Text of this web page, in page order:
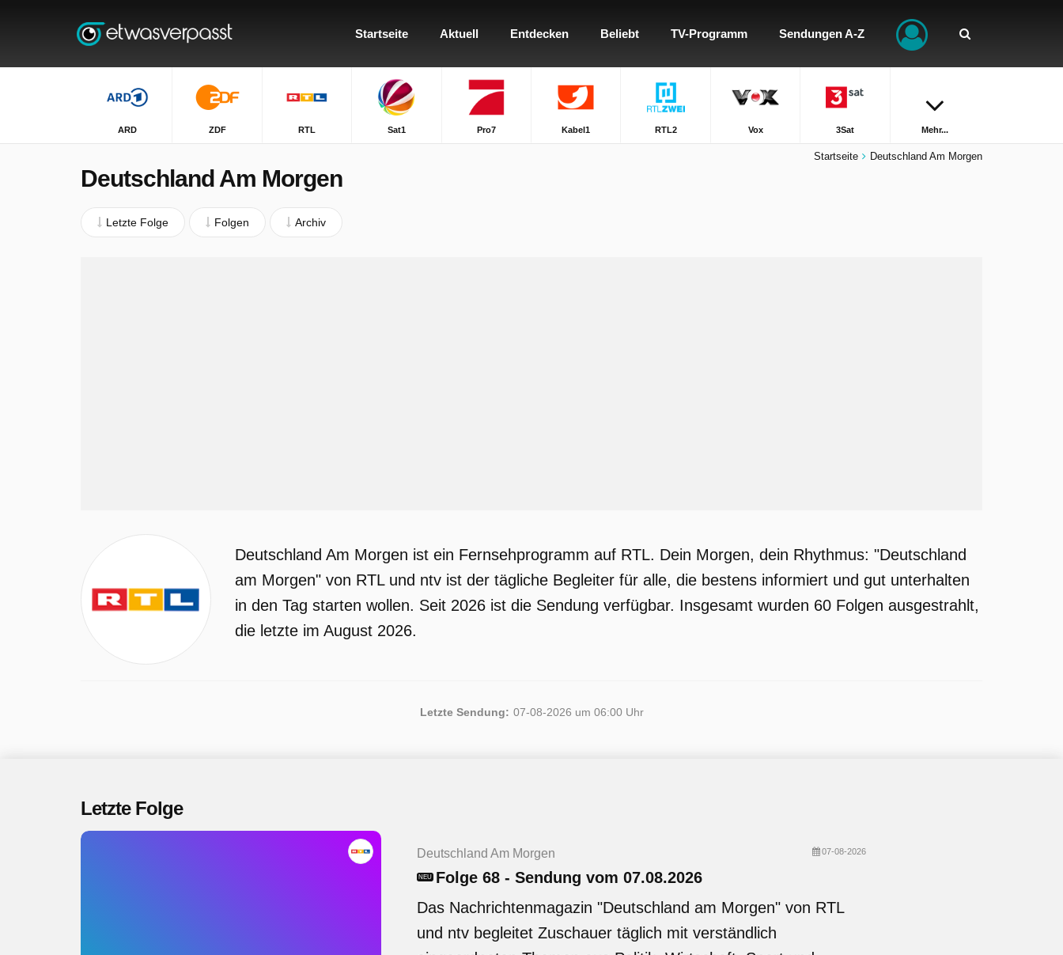
Startseite Aktuell Entdecken Beliebt TV-Programm Sendungen A-Z
ARD ZDF RTL Sat1 Pro7 Kabel1 RTL2 Vox 3Sat Mehr...
Startseite Deutschland Am Morgen
Deutschland Am Morgen
Letzte Folge Folgen Archiv
Deutschland Am Morgen ist ein Fernsehprogramm auf RTL. Dein Morgen, dein Rhythmus: "Deutschland
am Morgen" von RTL und ntv ist der tägliche Begleiter für alle, die bestens informiert und gut unterhalten
in den Tag starten wollen. Seit 2026 ist die Sendung verfügbar. Insgesamt wurden 60 Folgen ausgestrahlt,
die letzte im August 2026.
Letzte Sendung: 07-08-2026 um 06:00 Uhr
Letzte Folge
Deutschland Am Morgen 07-08-2026
NEU
Folge 68 - Sendung vom 07.08.2026
Das Nachrichtenmagazin "Deutschland am Morgen" von RTL
und ntv begleitet Zuschauer täglich mit verständlich